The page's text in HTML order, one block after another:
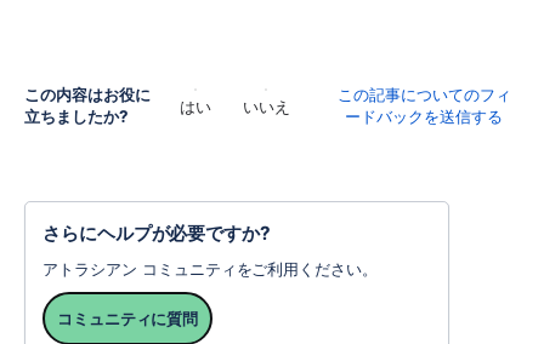
この内容はお役に
立ちましたか?
はい いいえ
この記事についてのフィ
ードバックを送信する
さらにヘルプが必要ですか?
アトラシアン コミュニティをご利用ください。
コミュニティに質問